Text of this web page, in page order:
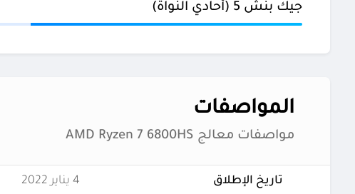
جيك بنش 5 (أحادي النواة)
المواصفات
مواصفات معالج AMD Ryzen 7 6800HS
تاريخ الإطلاق 4 يناير 2022